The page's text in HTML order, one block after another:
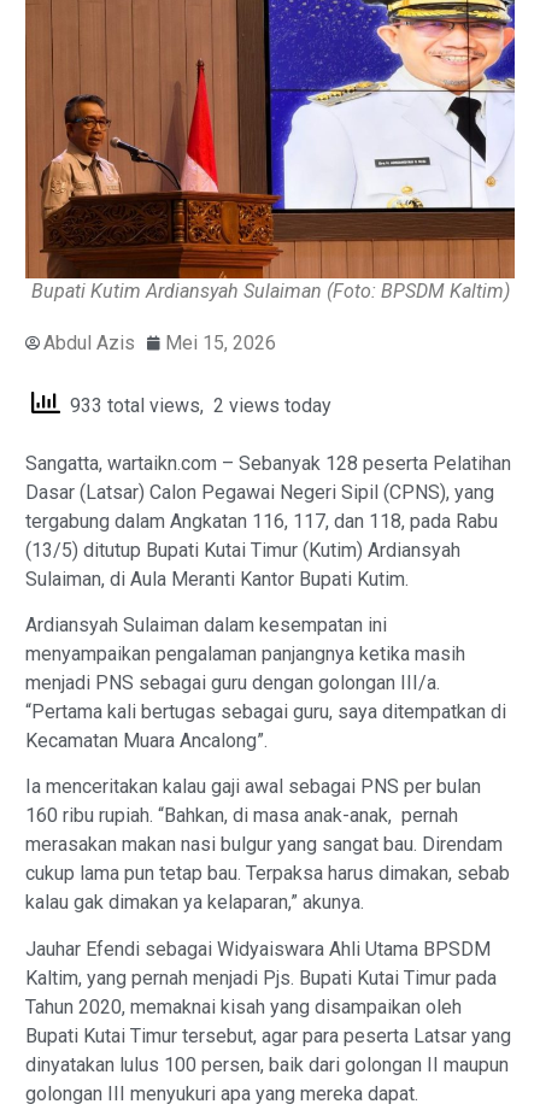
Bupati Kutim Ardiansyah Sulaiman (Foto: BPSDM Kaltim)
Abdul Azis Mei 15, 2026
933 total views, 2 views today
Sangatta, wartaikn.com – Sebanyak 128 peserta Pelatihan
Dasar (Latsar) Calon Pegawai Negeri Sipil (CPNS), yang
tergabung dalam Angkatan 116, 117, dan 118, pada Rabu
(13/5) ditutup Bupati Kutai Timur (Kutim) Ardiansyah
Sulaiman, di Aula Meranti Kantor Bupati Kutim.
Ardiansyah Sulaiman dalam kesempatan ini
menyampaikan pengalaman panjangnya ketika masih
menjadi PNS sebagai guru dengan golongan III/a.
“Pertama kali bertugas sebagai guru, saya ditempatkan di
Kecamatan Muara Ancalong”.
Ia menceritakan kalau gaji awal sebagai PNS per bulan
160 ribu rupiah. “Bahkan, di masa anak-anak, pernah
merasakan makan nasi bulgur yang sangat bau. Direndam
cukup lama pun tetap bau. Terpaksa harus dimakan, sebab
kalau gak dimakan ya kelaparan,” akunya.
Jauhar Efendi sebagai Widyaiswara Ahli Utama BPSDM
Kaltim, yang pernah menjadi Pjs. Bupati Kutai Timur pada
Tahun 2020, memaknai kisah yang disampaikan oleh
Bupati Kutai Timur tersebut, agar para peserta Latsar yang
dinyatakan lulus 100 persen, baik dari golongan II maupun
golongan III menyukuri apa yang mereka dapat.